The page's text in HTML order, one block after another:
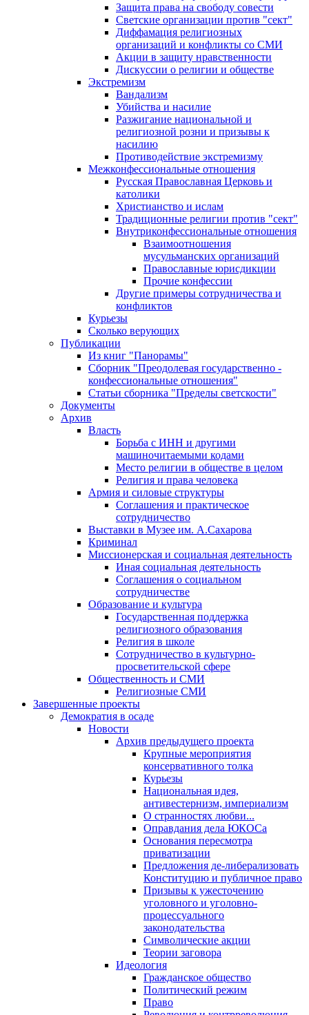
Защита права на свободу совести
Светские организации против "сект"
Диффамация религиозных
организаций и конфликты со СМИ
Акции в защиту нравственности
Дискуссии о религии и обществе
Экстремизм
Вандализм
Убийства и насилие
Разжигание национальной и
религиозной розни и призывы к
насилию
Противодействие экстремизму
Межконфессиональные отношения
Русская Православная Церковь и
католики
Христианство и ислам
Традиционные религии против "сект"
Внутриконфессиональные отношения
Взаимоотношения
мусульманских организаций
Православные юрисдикции
Прочие конфессии
Другие примеры сотрудничества и
конфликтов
Курьезы
Сколько верующих
Публикации
Из книг "Панорамы"
Сборник "Преодолевая государственно -
конфессиональные отношения"
Статьи сборника "Пределы светскости"
Документы
Архив
Власть
Борьба с ИНН и другими
машиночитаемыми кодами
Место религии в обществе в целом
Религия и права человека
Армия и силовые структуры
Соглашения и практическое
сотрудничество
Выставки в Музее им. А.Сахарова
Криминал
Миссионерская и социальная деятельность
Иная социальная деятельность
Соглашения о социальном
сотрудничестве
Образование и культура
Государственная поддержка
религиозного образования
Религия в школе
Сотрудничество в культурно-
просветительской сфере
Общественность и СМИ
Религиозные СМИ
Завершенные проекты
Демократия в осаде
Новости
Архив предыдущего проекта
Крупные мероприятия
консервативного толка
Курьезы
Национальная идея,
антивестернизм, империализм
О странностях любви...
Оправдания дела ЮКОСа
Основания пересмотра
приватизации
Предложения де-либерализовать
Конституцию и публичное право
Призывы к ужесточению
уголовного и уголовно-
процессуального
законодательства
Символические акции
Теории заговора
Идеология
Гражданское общество
Политический режим
Право